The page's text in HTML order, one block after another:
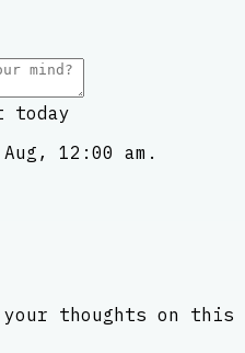
today
12:00 am.
thoughts on this